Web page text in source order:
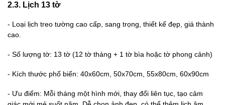
2.3. Lịch 13 tờ
- Loại lịch treo tường cao cấp, sang trọng, thiết kế đẹp, giá thành
cao.
- Số lượng tờ: 13 tờ (12 tờ tháng + 1 tờ bìa hoặc tờ phong cảnh)
- Kích thước phổ biến: 40x60cm, 50x70cm, 55x80cm, 60x90cm
- Ưu điểm: Mỗi tháng một hình mới, thay đổi liên tục, tạo cảm